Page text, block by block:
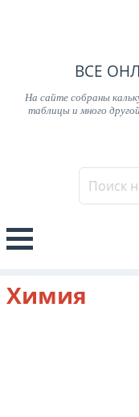
ВСЕ
На сайте собраны
таблицы и много
Химия